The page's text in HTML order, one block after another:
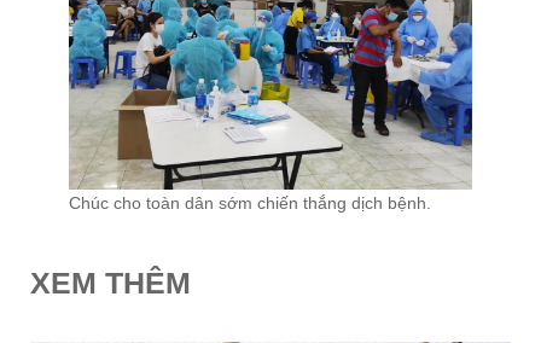
Chúc cho toàn dân sớm chiến thắng dịch bệnh.
XEM THÊM